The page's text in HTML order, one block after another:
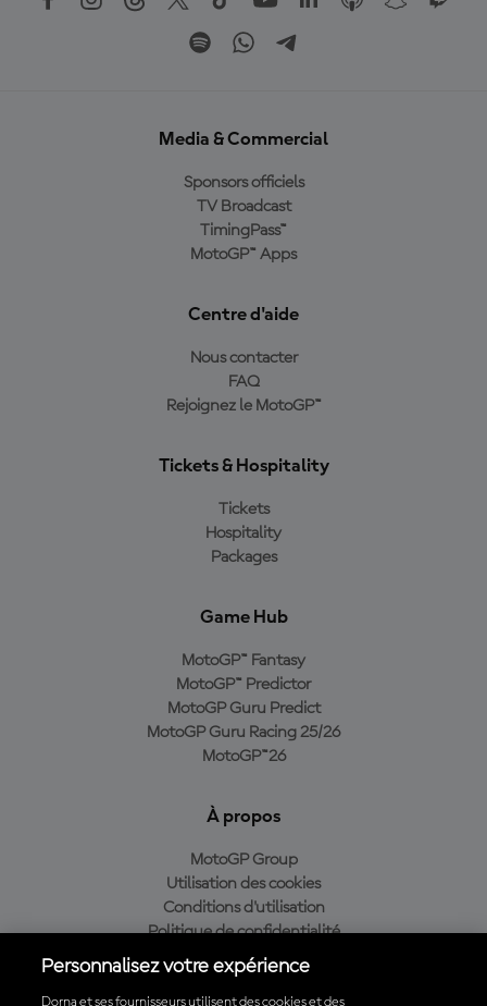
Media & Commercial
Sponsors officiels
TV Broadcast
TimingPass™
MotoGP™ Apps
Centre d'aide
Nous contacter
FAQ
Rejoignez le MotoGP™
Tickets & Hospitality
Tickets
Hospitality
Packages
Game Hub
MotoGP™ Fantasy
MotoGP™ Predictor
MotoGP Guru Predict
MotoGP Guru Racing 25/26
MotoGP™26
À propos
MotoGP Group
Utilisation des cookies
Conditions d'utilisation
Politique de confidentialité
Politique d’achat
Personnalisez votre expérience
Dorna et ses fournisseurs utilisent des cookies et des